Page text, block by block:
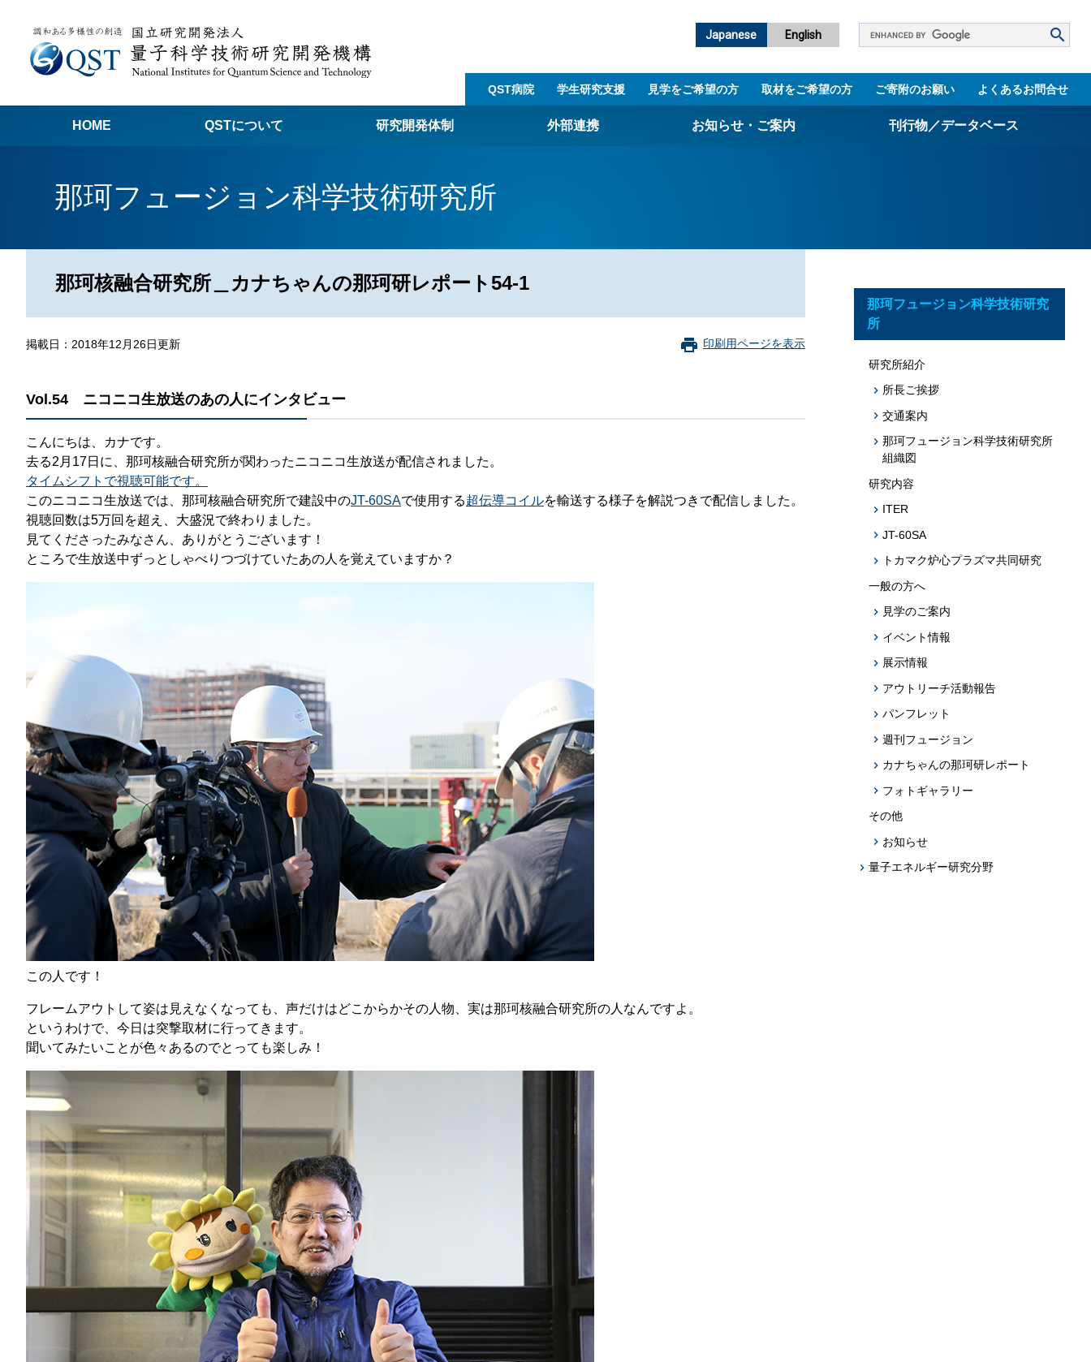
Japanese English
Google
ス
QST病院 学生研究支援​ 見学をご希望の方 取材をご希望の方 ご寄附のお願い よくあるお問合せ
HOME QSTについて
情報公開請求手続について
規程集
個人情報関連の情報
利益相反マネジメント規程
附帯決議等をふまえた総務省通知に基づく情報公開
研究開発体制
関西光量子科学研究所
量子医科学研究所
QST革新プロジェクト
外部連携 お知らせ・ご案内 刊行物／データベース
技術シーズ集／知財マップ
プログラム・データベース成果物一覧
那珂フュージョン科学技術研究所
那珂核融合研究所＿カナちゃんの那珂研レポート54-1
掲載日：2018年12月26日更新 印刷用ページを表示
Vol.54 ニコニコ生放送のあの人にインタビュー
こんにちは、カナです。
去る2月17日に、那珂核融合研究所が関わったニコニコ生放送が配信されました。
タイムシフトで視聴可能です。
このニコニコ生放送では、那珂核融合研究所で建設中のJT-60SAで使用する超伝導コイルを輸送する様子を解説つきで配信しました。
視聴回数は5万回を超え、大盛況で終わりました。
見てくださったみなさん、ありがとうございます！
ところで生放送中ずっとしゃべりつづけていたあの人を覚えていますか？
この人です！
フレームアウトして姿は見えなくなっても、声だけはどこからかその人物、実は那珂核融合研究所の人なんですよ。
というわけで、今日は突撃取材に行ってきます。
聞いてみたいことが色々あるのでとっても楽しみ！
那珂フュージョン科学技術研究
所
研究所紹介
所長ご挨拶
交通案内
那珂フュージョン科学技術研究所
組織図
研究内容
ITER
JT-60SA
トカマク炉心プラズマ共同研究
一般の方へ
見学のご案内
イベント情報
展示情報
アウトリーチ活動報告
パンフレット
週刊フュージョン
カナちゃんの那珂研レポート
フォトギャラリー
その他
お知らせ
量子エネルギー研究分野